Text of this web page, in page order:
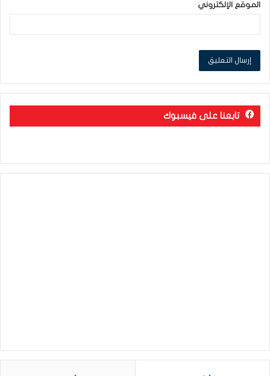
الموقع الإلكتروني
تابعنا على فيسبوك